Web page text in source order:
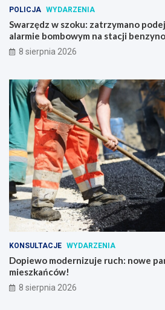
POLICJA WYDARZENIA
Swarzędz w szoku: zatrzymano
alarmie bombowym na stacji
8 sierpnia 2026
KONSULTACJE WYDARZENIA
Dopiewo modernizuje ruch: nowe
mieszkańców!
8 sierpnia 2026